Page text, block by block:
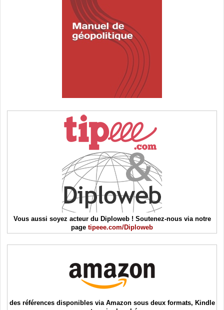
Vous aussi soyez acteur du Diploweb ! Soutenez-nous via notre
page tipeee.com/Diploweb
des références disponibles via Amazon sous deux formats, Kindle